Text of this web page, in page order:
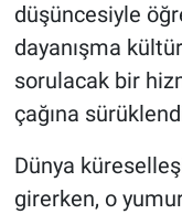
düşüncesiyle
dayanışma
sorulacak bir
çağına
Dünya
girerken, o